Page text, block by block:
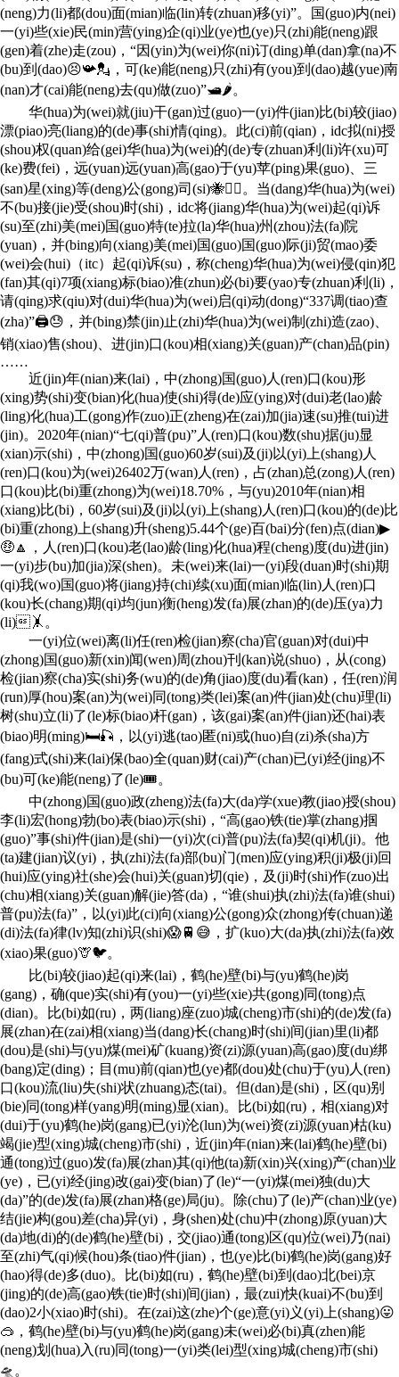
(neng)力(li)都(dou)面(mian)临(lin)转(zhuan)移(yi)”。国(guo)内(nei)
一(yi)些(xie)民(min)营(ying)企(qi)业(ye)也(ye)只(zhi)能(neng)跟
(gen)着(zhe)走(zou)，“因(yin)为(wei)你(ni)订(ding)单(dan)拿(na)不
(bu)到(dao)😣📯💂，可(ke)能(neng)只(zhi)有(you)到(dao)越(yue)南
(nan)才(cai)能(neng)去(qu)做(zuo)”🛥🌶。
华(hua)为(wei)就(jiu)干(gan)过(guo)一(yi)件(jian)比(bi)较(jiao)
漂(piao)亮(liang)的(de)事(shi)情(qing)。此(ci)前(qian)，idc拟(ni)授
(shou)权(quan)给(gei)华(hua)为(wei)的(de)专(zhuan)利(li)许(xu)可
(ke)费(fei)，远(yuan)远(yuan)高(gao)于(yu)苹(ping)果(guo)、三
(san)星(xing)等(deng)公(gong)司(si)🐝🖇🏿。当(dang)华(hua)为(wei)
不(bu)接(jie)受(shou)时(shi)，idc将(jiang)华(hua)为(wei)起(qi)诉
(su)至(zhi)美(mei)国(guo)特(te)拉(la)华(hua)州(zhou)法(fa)院
(yuan)，并(bing)向(xiang)美(mei)国(guo)国(guo)际(ji)贸(mao)委
(wei)会(hui)（itc）起(qi)诉(su)，称(cheng)华(hua)为(wei)侵(qin)犯
(fan)其(qi)7项(xiang)标(biao)准(zhun)必(bi)要(yao)专(zhuan)利(li)，
请(qing)求(qiu)对(dui)华(hua)为(wei)启(qi)动(dong)“337调(tiao)查
(zha)”🖨😓，并(bing)禁(jin)止(zhi)华(hua)为(wei)制(zhi)造(zao)、
销(xiao)售(shou)、进(jin)口(kou)相(xiang)关(guan)产(chan)品(pin)
……
近(jin)年(nian)来(lai)，中(zhong)国(guo)人(ren)口(kou)形
(xing)势(shi)变(bian)化(hua)使(shi)得(de)应(ying)对(dui)老(lao)龄
(ling)化(hua)工(gong)作(zuo)正(zheng)在(zai)加(jia)速(su)推(tui)进
(jin)。2020年(nian)“七(qi)普(pu)”人(ren)口(kou)数(shu)据(ju)显
(xian)示(shi)，中(zhong)国(guo)60岁(sui)及(ji)以(yi)上(shang)人
(ren)口(kou)为(wei)26402万(wan)人(ren)，占(zhan)总(zong)人(ren)
口(kou)比(bi)重(zhong)为(wei)18.70%，与(yu)2010年(nian)相
(xiang)比(bi)，60岁(sui)及(ji)以(yi)上(shang)人(ren)口(kou)的(de)比
(bi)重(zhong)上(shang)升(sheng)5.44个(ge)百(bai)分(fen)点(dian)▶
🤑🔼，人(ren)口(kou)老(lao)龄(ling)化(hua)程(cheng)度(du)进(jin)
一(yi)步(bu)加(jia)深(shen)。未(wei)来(lai)一(yi)段(duan)时(shi)期
(qi)我(wo)国(guo)将(jiang)持(chi)续(xu)面(mian)临(lin)人(ren)口
(kou)长(chang)期(qi)均(jun)衡(heng)发(fa)展(zhan)的(de)压(ya)力
(li)🤸。
一(yi)位(wei)离(li)任(ren)检(jian)察(cha)官(guan)对(dui)中
(zhong)国(guo)新(xin)闻(wen)周(zhou)刊(kan)说(shuo)，从(cong)
检(jian)察(cha)实(shi)务(wu)的(de)角(jiao)度(du)看(kan)，任(ren)润
(run)厚(hou)案(an)为(wei)同(tong)类(lei)案(an)件(jian)处(chu)理(li)
树(shu)立(li)了(le)标(biao)杆(gan)，该(gai)案(an)件(jian)还(hai)表
(biao)明(ming)🛏🎣，以(yi)逃(tao)匿(ni)或(huo)自(zi)杀(sha)方
(fang)式(shi)来(lai)保(bao)全(quan)财(cai)产(chan)已(yi)经(jing)不
(bu)可(ke)能(neng)了(le)🎟。
中(zhong)国(guo)政(zheng)法(fa)大(da)学(xue)教(jiao)授(shou)
李(li)宏(hong)勃(bo)表(biao)示(shi)，“高(gao)铁(tie)掌(zhang)掴
(guo)”事(shi)件(jian)是(shi)一(yi)次(ci)普(pu)法(fa)契(qi)机(ji)。他
(ta)建(jian)议(yi)，执(zhi)法(fa)部(bu)门(men)应(ying)积(ji)极(ji)回
(hui)应(ying)社(she)会(hui)关(guan)切(qie)，及(ji)时(shi)作(zuo)出
(chu)相(xiang)关(guan)解(jie)答(da)，“谁(shui)执(zhi)法(fa)谁(shui)
普(pu)法(fa)”，以(yi)此(ci)向(xiang)公(gong)众(zhong)传(chuan)递
(di)法(fa)律(lv)知(zhi)识(shi)😱🚆😅，扩(kuo)大(da)执(zhi)法(fa)效
(xiao)果(guo)🦒🐦。
比(bi)较(jiao)起(qi)来(lai)，鹤(he)壁(bi)与(yu)鹤(he)岗
(gang)，确(que)实(shi)有(you)一(yi)些(xie)共(gong)同(tong)点
(dian)。比(bi)如(ru)，两(liang)座(zuo)城(cheng)市(shi)的(de)发(fa)
展(zhan)在(zai)相(xiang)当(dang)长(chang)时(shi)间(jian)里(li)都
(dou)是(shi)与(yu)煤(mei)矿(kuang)资(zi)源(yuan)高(gao)度(du)绑
(bang)定(ding)；目(mu)前(qian)也(ye)都(dou)处(chu)于(yu)人(ren)
口(kou)流(liu)失(shi)状(zhuang)态(tai)。但(dan)是(shi)，区(qu)别
(bie)同(tong)样(yang)明(ming)显(xian)。比(bi)如(ru)，相(xiang)对
(dui)于(yu)鹤(he)岗(gang)已(yi)沦(lun)为(wei)资(zi)源(yuan)枯(ku)
竭(jie)型(xing)城(cheng)市(shi)，近(jin)年(nian)来(lai)鹤(he)壁(bi)
通(tong)过(guo)发(fa)展(zhan)其(qi)他(ta)新(xin)兴(xing)产(chan)业
(ye)，已(yi)经(jing)改(gai)变(bian)了(le)“一(yi)煤(mei)独(du)大
(da)”的(de)发(fa)展(zhan)格(ge)局(ju)。除(chu)了(le)产(chan)业(ye)
结(jie)构(gou)差(cha)异(yi)，身(shen)处(chu)中(zhong)原(yuan)大
(da)地(di)的(de)鹤(he)壁(bi)，交(jiao)通(tong)区(qu)位(wei)乃(nai)
至(zhi)气(qi)候(hou)条(tiao)件(jian)，也(ye)比(bi)鹤(he)岗(gang)好
(hao)得(de)多(duo)。比(bi)如(ru)，鹤(he)壁(bi)到(dao)北(bei)京
(jing)的(de)高(gao)铁(tie)时(shi)间(jian)，最(zui)快(kuai)不(bu)到
(dao)2小(xiao)时(shi)。在(zai)这(zhe)个(ge)意(yi)义(yi)上(shang)😛
🥽，鹤(he)壁(bi)与(yu)鹤(he)岗(gang)未(wei)必(bi)真(zhen)能
(neng)划(hua)入(ru)同(tong)一(yi)类(lei)型(xing)城(cheng)市(shi)
🛸。